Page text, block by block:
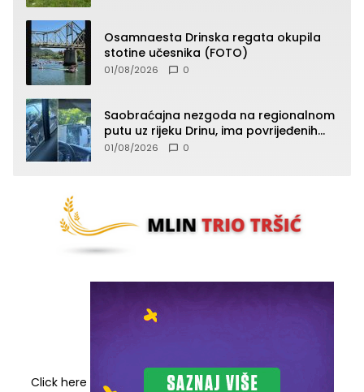
Osamnaesta Drinska regata okupila
stotine učesnika (FOTO)
01/08/2026 0
Saobraćajna nezgoda na regionalnom
putu uz rijeku Drinu, ima povrijeđenih
lica (FOTO)
01/08/2026 0
Click here